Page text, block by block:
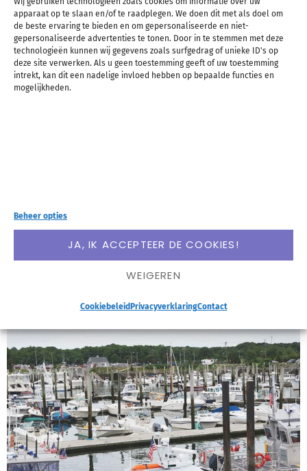
apparaat op te slaan en/of te raadplegen. We doen dit met als doel om
de beste ervaring te bieden en om gepersonaliseerde en niet-
gepersonaliseerde advertenties te tonen. Door in te stemmen met deze
technologieën kunnen wij gegevens zoals surfgedrag of unieke ID's op
deze site verwerken. Als u geen toestemming geeft of uw toestemming
intrekt, kan dit een nadelige invloed hebben op bepaalde functies en
mogelijkheden.
Beheer opties
JA, IK ACCEPTEER DE COOKIES!
WEIGEREN
CookiebeleidPrivacyverklaringContact
Boston!!!! Het volgende verslag van mijn reis door
Roadtrip #6: van Cape
Cod naar Boston